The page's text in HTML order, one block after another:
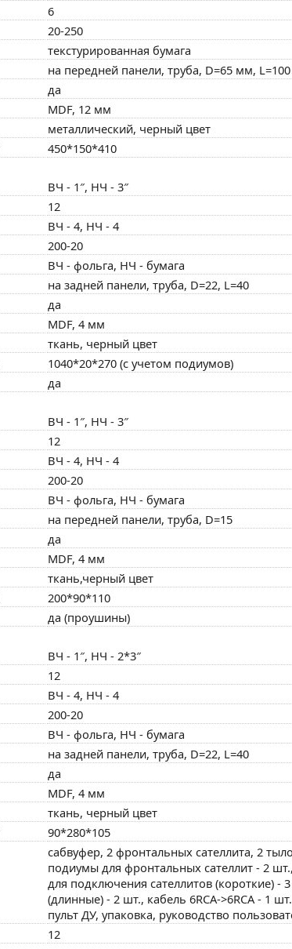
6
20-250
текстурированная бумага
на передней панели, труба, D=65 мм,
да
MDF, 12 мм
металлический, черный цвет
450*150*410
ВЧ - 1″, НЧ - 3″
12
ВЧ - 4, НЧ - 4
200-20
ВЧ - фольга, НЧ - бумага
на задней панели, труба, D=22, L=40
да
MDF, 4 мм
ткань, черный цвет
1040*20*270 (с учетом подиумов)
да
ВЧ - 1″, НЧ - 3″
12
ВЧ - 4, НЧ - 4
200-20
ВЧ - фольга, НЧ - бумага
на передней панели, труба, D=15
да
MDF, 4 мм
ткань,черный цвет
200*90*110
да (проушины)
ВЧ - 1″, НЧ - 2*3″
12
ВЧ - 4, НЧ - 4
200-20
ВЧ - фольга, НЧ - бумага
на задней панели, труба, D=22, L=40
да
MDF, 4 мм
ткань, черный цвет
90*280*105
сабвуфер, 2 фронтальных сателлита, 2
подиумы для фронтальных сателлит - 2
для подключения сателлитов (короткие) -
(длинные) - 2 шт., кабель 6RCA->6RCA - 1
пульт ДУ, упаковка, руководство
12